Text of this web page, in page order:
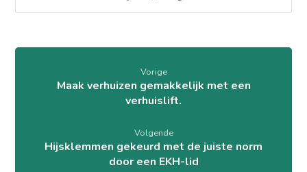
Vorige
Maak verhuizen gemakkelijk met een
verhuislift.
Volgende
Hijsklemmen gekeurd met de juiste norm
door een EKH-lid